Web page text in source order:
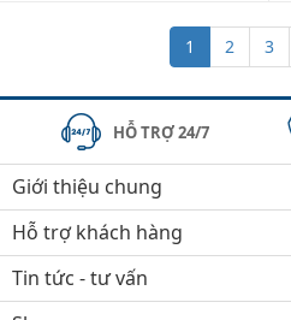
1 2 3
HỖ TRỢ 24/7
Giới thiệu chung
Hỗ trợ khách hàng
Tin tức - tư vấn